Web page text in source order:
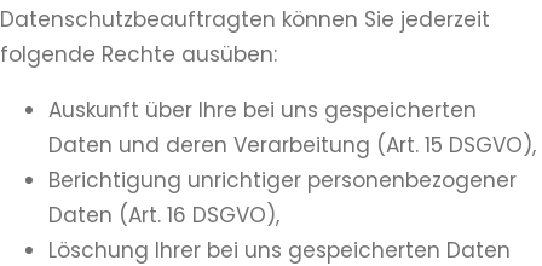
Datenschutzbeauftragten können Sie jederzeit
folgende Rechte ausüben:
Auskunft über Ihre bei uns gespeicherten
Daten und deren Verarbeitung (Art. 15 DSGVO),
Berichtigung unrichtiger personenbezogener
Daten (Art. 16 DSGVO),
Löschung Ihrer bei uns gespeicherten Daten